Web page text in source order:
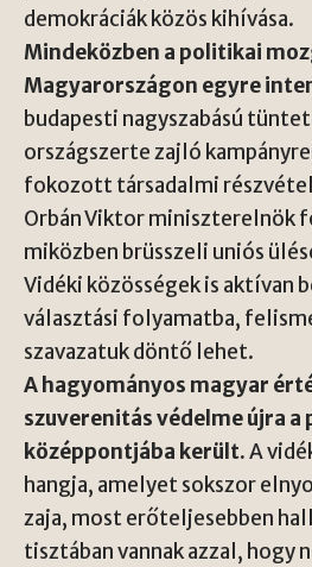
demokráciák közös kihívása.
Mindeközben a politikai
Magyarországon egyre
budapesti nagyszabású
országszerte zajló
fokozott társadalmi
Orbán Viktor miniszterelnök
miközben brüsszeli uniós
Vidéki közösségek is aktívan
választási folyamatba,
szavazatuk döntő lehet.
A hagyományos magyar
szuverenitás védelme újra
középpontjába került.A
hangja, amelyet sokszor
zaja, most erőteljesebben
tisztában vannak azzal, hogy